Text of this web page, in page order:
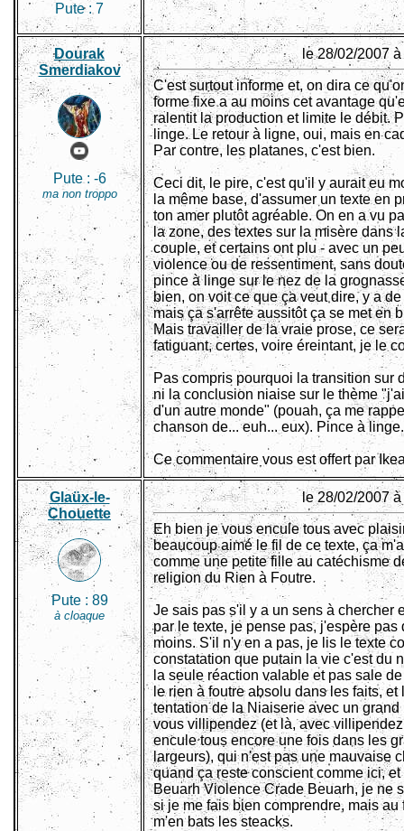
Pute : 7
Dourak
Smerdiakov
Pute : -6
ma non troppo
le 28/02/2007
C'est surtout informe et, on dira ce
forme fixe a au moins cet avantage
ralentit la production et limite le débit.
linge. Le retour à ligne, oui, mais en
Par contre, les platanes, c'est bien.
Ceci dit, le pire, c'est qu'il y aurait eu
la même base, d'assumer un texte en
ton amer plutôt agréable. On en a vu
la zone, des textes sur la misère dans
couple, et certains ont plu - avec un
violence ou de ressentiment, sans
pince à linge sur le nez de la
bien, on voit ce que ça veut dire, y a
mais ça s'arrête aussitôt ça se met en
Mais travailler de la vraie prose, ce
fatiguant, certes, voire éreintant, je le
Pas compris pourquoi la transition sur
ni la conclusion niaise sur le thème
d'un autre monde" (pouah, ça me
chanson de... euh... eux). Pince à linge.
Ce commentaire vous est offert par
Glaüx-le-
Chouette
Pute : 89
à cloaque
le 28/02/2007
Eh bien je vous encule tous avec
beaucoup aimé le fil de ce texte, ça
comme une petite fille au catéchisme
religion du Rien à Foutre.
Je sais pas s'il y a un sens à chercher
par le texte, je pense pas, j'espère pas
moins. S'il n'y en a pas, je lis le texte
constatation que putain la vie c'est du
la seule réaction valable et pas sale
le rien à foutre absolu dans les faits, et
tentation de la Niaiserie avec un grand
vous villipendez (et là, avec
encule tous encore une fois dans les
largeurs), qui n'est pas une mauvaise
quand ça reste conscient comme ici,
Beuarh Violence Crade Beuarh, je ne
si je me fais bien comprendre, mais au
m'en bats les steacks.